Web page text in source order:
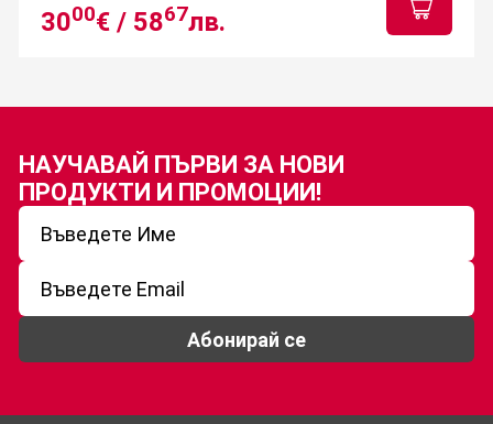
3000€ / 5867лв.
НАУЧАВАЙ ПЪРВИ ЗА НОВИ
ПРОДУКТИ И ПРОМОЦИИ!
Абонирай се